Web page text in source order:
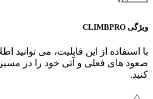
ویژگی CLIMBPRO
با استفاده از این قابلیت، می‌
صعود های فعلی و آتی خود را در
کنید.